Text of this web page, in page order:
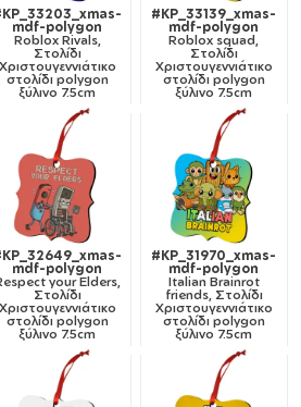
mdf-polygon
Roblox Rivals,
Στολίδι
Χριστουγεννιάτικο
στολίδι polygon
ξύλινο 7.5cm
#KP_33139_xmas-
mdf-polygon
Roblox squad,
Στολίδι
Χριστουγεννιάτικο
στολίδι polygon
ξύλινο 7.5cm
mdf-polygon
your Elders,
Στολίδι
Χριστουγεννιάτικο
στολίδι polygon
ξύλινο 7.5cm
#KP_31970_xmas-
mdf-polygon
Italian Brainrot
friends, Στολίδι
Χριστουγεννιάτικο
στολίδι polygon
ξύλινο 7.5cm